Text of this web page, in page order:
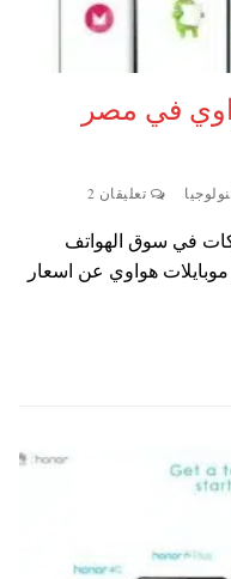
في مصر
تعليقان 2
في سوق الهواتف
هواوي عن اسعار